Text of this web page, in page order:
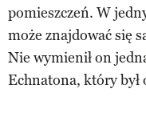
pomieszczeń. W
może znajdować się
Nie wymienił on
Echnatona, który